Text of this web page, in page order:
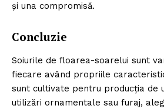
și una compromisă.
Concluzie
Soiurile de floarea-soarelui sunt
fiecare având propriile
sunt cultivate pentru producția de
utilizări ornamentale sau furaj,